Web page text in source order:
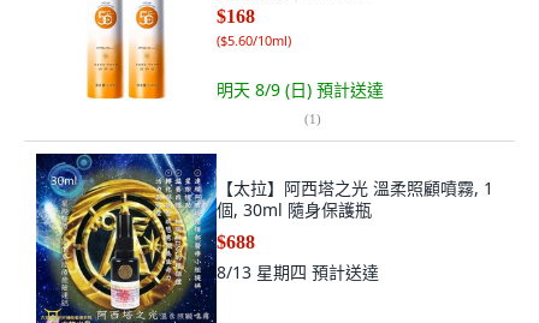
($5.60/10ml
(1 )
個, 30ml 隨身保護瓶
$688
8/13 星期四